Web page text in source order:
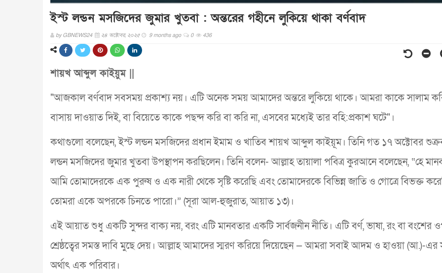
ইস্ট লন্ডন মসজিদের জুমার খুতবা : অন্তরের গহীনে লুকিয়ে থাকা বর্ণবাদ
byGBNEWS24 ২৪ অক্টোবর, ২০২৫ 9 months ago 0 436
শায়খ আব্দুল কাইয়ুম ||
"আজকাল বর্ণবাদ সবসময় প্রকাশ্য নয়। এটি অনেক সময় আমাদের অন্তরে লুকিয়ে থাকে। আমরা কাকে সালাম
বাসায় দাওয়াত দিই, বা বিয়েতে কাকে পছন্দ করি বা করি না, এসবের মধ্যেই তার বহি:প্রকাশ ঘটে"।
কথাগুলো বলেছেন, ইস্ট লন্ডন মসজিদের প্রধান ইমাম ও খাতিব শায়খ আব্দুল কাইয়ূম। তিনি গত ১৭ অক্টোবর
লন্ডন মসজিদের জুমার খুতবা উপস্থাপন করছিলেন। তিনি বলেন- আল্লাহ তায়ালা পবিত্র কুরআনে বলেছেন, “হে
আমি তোমাদেরকে এক পুরুষ ও এক নারী থেকে সৃষ্টি করেছি এবং তোমাদেরকে বিভিন্ন জাতি ও গোত্রে বিভক্ত
তোমরা একে অপরকে চিনতে পারো।” (সূরা আল-হুজুরাত, আয়াত ১৩)।
এই আয়াত শুধু একটি সুন্দর বাক্য নয়, বরং এটি মানবতার একটি সার্বজনীন নীতি। এটি বর্ণ, ভাষা, রং বা বংশের
শ্রেষ্ঠত্বের সমস্ত দাবি মুছে দেয়। আল্লাহ আমাদের স্মরণ করিয়ে দিয়েছেন — আমরা সবাই আদম ও হাওয়া (আ.)-এর
অর্থাৎ এক পরিবার।